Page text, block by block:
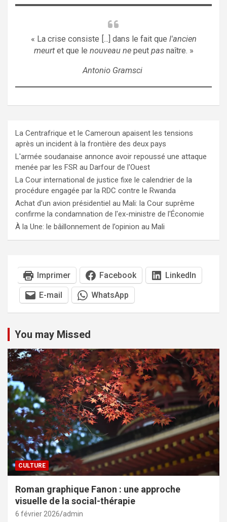
« La crise consiste [...] dans le fait que l'ancien
meurtet que le nouveau nepeut pasnaître. »
Antonio Gramsci
La Centrafrique et le Cameroun apaisent les tensions
après un incident à la frontière des deux pays
L'armée soudanaise annonce avoir repoussé une attaque
menée par les FSR au Darfour de l'Ouest
La Cour international de justice fixe le calendrier de la
procédure engagée par la RDC contre le Rwanda
Achat d'un avion présidentiel au Mali: la Cour suprême
confirme la condamnation de l'ex-ministre de l'Économie
À la Une: le bâillonnement de l’opinion au Mali
Imprimer Facebook LinkedIn
E-mail WhatsApp
You may Missed
CULTURE
Roman graphique Fanon : une approche
visuelle de la social-thérapie
6 février 2026 admin